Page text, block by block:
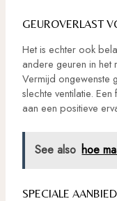
GEUROVERLAST
Het is echter ook
andere geuren in het
Vermijd ongewenste
slechte ventilatie.
aan een positieve
See also hoe
SPECIALE